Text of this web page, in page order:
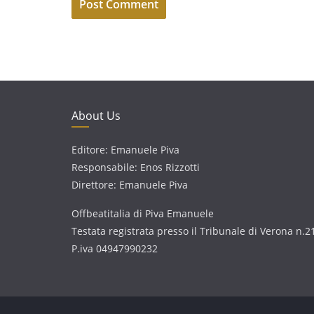
About Us
Editore: Emanuele Piva
Responsabile: Enos Rizzotti
Direttore: Emanuele Piva
Offbeatitalia di Piva Emanuele
Testata registrata presso il Tribunale di Verona
P.iva 04947990232